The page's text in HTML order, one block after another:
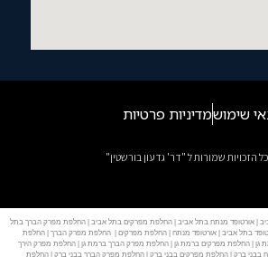
שימושמדיניות פרטיות
אביב | אורטופד מנתח בתל אביב | החלפת מפרקים בתל אביב | החלפת מפרק הברך בתל
בתל אביב | אורטופד מנתח | החלפת מפרקים | החלפת מפרק הברך | החלפת
גן | החלפת מפרקים ברמת גן | החלפת מפרק הברך ברמת גן | החלפת מפרק הירך
בבני ברק | החלפת מפרקים בבני ברק | החלפת מפרק הברך בבני ברק | החלפת